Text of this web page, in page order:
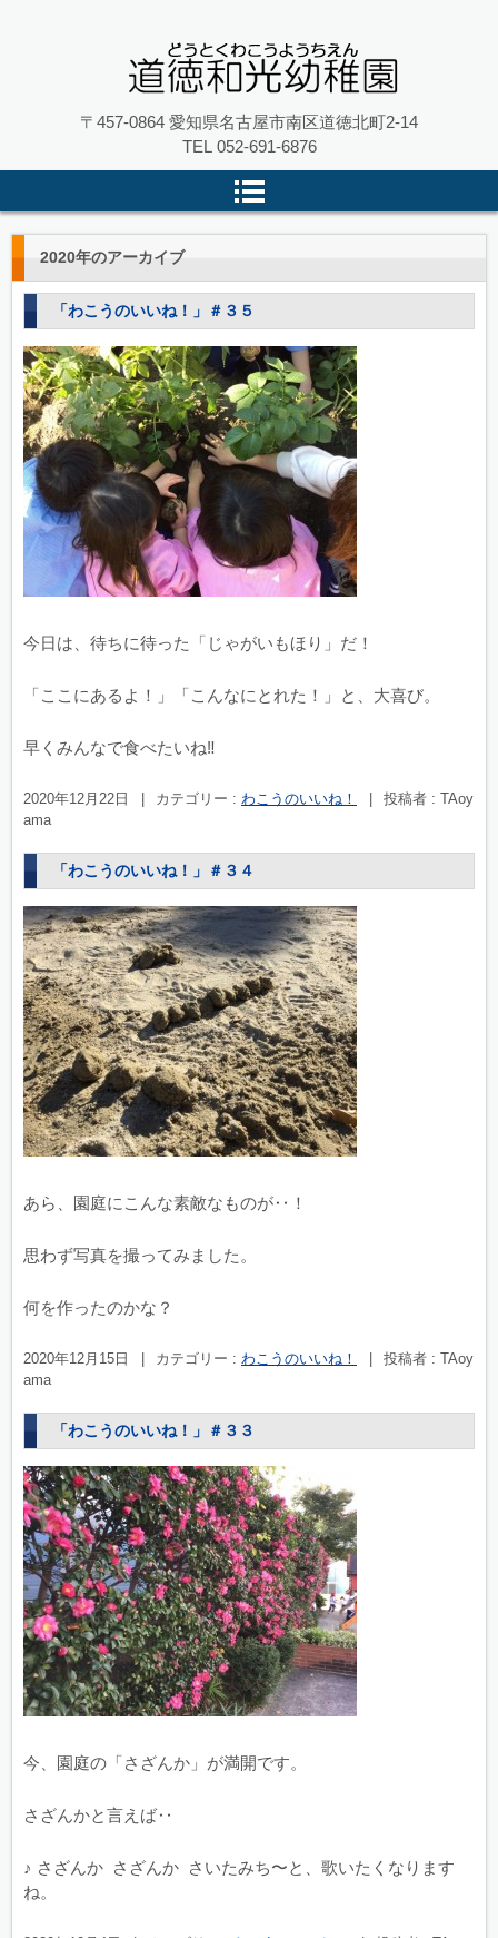
名古屋市南区の 道徳和光幼稚園
〒457-0864 愛知県名古屋市南区道徳北町2-14
TEL 052-691-6876
2020年のアーカイブ
「わこうのいいね！」＃３５
今日は、待ちに待った「じゃがいもほり」だ！
「ここにあるよ！」「こんなにとれた！」と、大喜び。
早くみんなで食べたいね‼︎
2020年12月22日 カテゴリー : わこうのいいね！
投稿者 : TAoy
ama
「わこうのいいね！」＃３４
あら、園庭にこんな素敵なものが‥！
思わず写真を撮ってみました。
何を作ったのかな？
2020年12月15日 カテゴリー : わこうのいいね！
投稿者 : TAoy
ama
「わこうのいいね！」＃３３
今、園庭の「さざんか」が満開です。
さざんかと言えば‥
♪ さざんか さざんか さいたみち〜と、歌いたくなります
ね。